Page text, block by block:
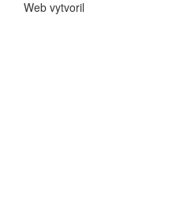
Web vytvoril